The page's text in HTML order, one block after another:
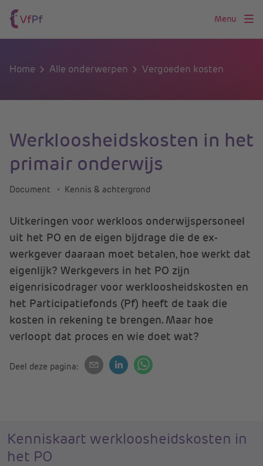
Menu
Home Alle onderwerpen Vergoeden kosten
Werkloosheidskosten in het
primair onderwijs
Document Kennis & achtergrond
Uitkeringen voor werkloos onderwijspersoneel
uit het PO en de eigen bijdrage die de ex-
werkgever daaraan moet betalen, hoe werkt dat
eigenlijk? Werkgevers in het PO zijn
eigenrisicodrager voor werkloosheidskosten en
het Participatiefonds (Pf) heeft de taak die
kosten in rekening te brengen. Maar hoe
verloopt dat proces en wie doet wat?
Deel deze pagina:
Kenniskaart werkloosheidskosten in
het PO